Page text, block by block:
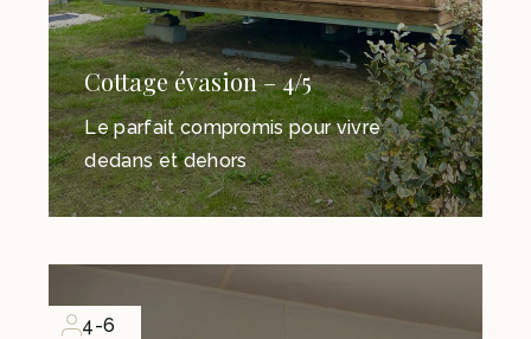
Cottage évasion – 4/5
Le parfait compromis pour vivre
dedans et dehors
4-6